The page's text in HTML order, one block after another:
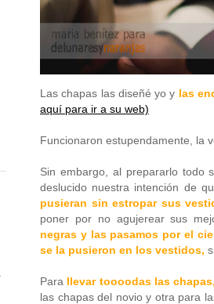
Las chapas las diseñé yo y las
aquí para ir a su web)
Funcionaron estupendamente, la
Sin embargo, al prepararlo todo
deslucido nuestra intención de
pusieran sin estropar sus
poner por no agujerear sus
negras y las pasamos por el
se la pusieron en los vestidos,
Para llevar toooodas las
las chapas del novio y otra para